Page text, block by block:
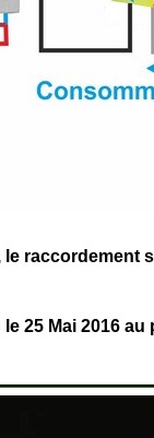
raccordement
25 Mai 2016